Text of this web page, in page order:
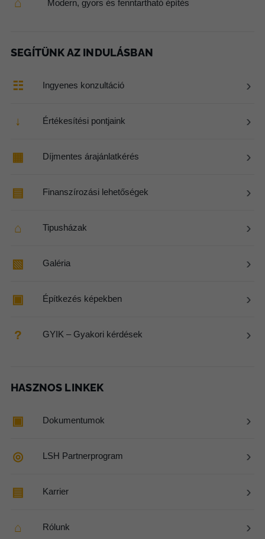
Modern, gyors és fenntartható építés
SEGÍTÜNK AZ INDULÁSBAN
☷ Ingyenes konzultáció ›
↓ Értékesítési pontjaink ›
▦ Díjmentes árajánlatkérés ›
▤ Finanszírozási lehetőségek ›
⌂ Tipusházak ›
▧ Galéria ›
▣ Építkezés képekben ›
? GYIK – Gyakori kérdések ›
HASZNOS LINKEK
▣ Dokumentumok ›
◎ LSH Partnerprogram ›
▤ Karrier ›
⌂ Rólunk ›